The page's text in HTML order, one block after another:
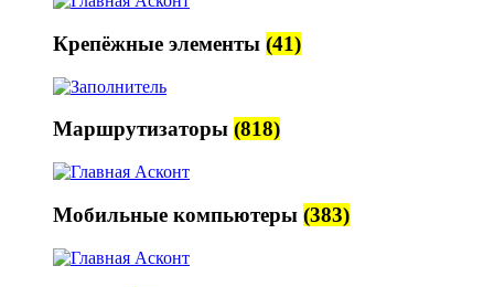
Крепёжные элементы (41)
Маршрутизаторы (818)
Мобильные компьютеры (383)